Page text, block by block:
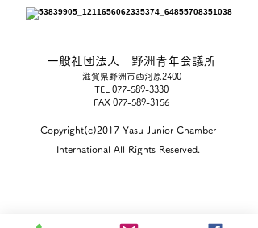
一般社団法人 野洲青年会議所
滋賀県野洲市西河原2400
TEL 077-589-3330
FAX 077-589-3156
Copyright(c)2017 Yasu Junior Chamber
International All Rights Reserved.